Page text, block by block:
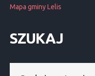
Mapa gminy Lelis
SZUKAJ